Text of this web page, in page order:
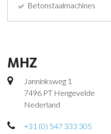
Betonstaalmachines
MHZ
Janninksweg 1
7496 PT Hengevelde
Nederland
+31 (0) 547 333 305